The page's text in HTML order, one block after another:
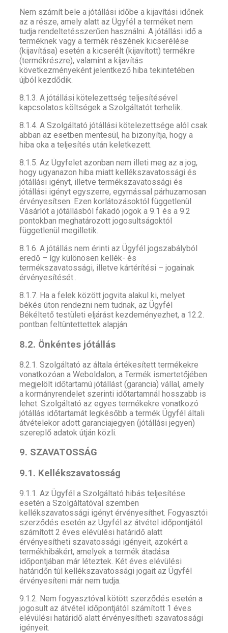
Nem számít bele a jótállási időbe a kijavítási időnek
az a része, amely alatt az Ügyfél a terméket nem
tudja rendeltetésszerűen használni. A jótállási idő a
terméknek vagy a termék részének kicserélése
(kijavítása) esetén a kicserélt (kijavított) termékre
(termékrészre), valamint a kijavítás
következményeként jelentkező hiba tekintetében
újból kezdődik.
8.1.3. A jótállási kötelezettség teljesítésével
kapcsolatos költségek a Szolgáltatót terhelik..
8.1.4. A Szolgáltató jótállási kötelezettsége alól csak
abban az esetben mentesül, ha bizonyítja, hogy a
hiba oka a teljesítés után keletkezett.
8.1.5. Az Ügyfelet azonban nem illeti meg az a jog,
hogy ugyanazon hiba miatt kellékszavatossági és
jótállási igényt, illetve termékszavatossági és
jótállási igényt egyszerre, egymással párhuzamosan
érvényesítsen. Ezen korlátozásoktól függetlenül
Vásárlót a jótállásból fakadó jogok a 9.1 és a 9.2
pontokban meghatározott jogosultságoktól
függetlenül megilletik.
8.1.6. A jótállás nem érinti az Ügyfél jogszabályból
eredő – így különösen kellék- és
termékszavatossági, illetve kártérítési – jogainak
érvényesítését..
8.1.7. Ha a felek között jogvita alakul ki, melyet
békés úton rendezni nem tudnak, az Ügyfél
Békéltető testületi eljárást kezdeményezhet, a 12.2.
pontban feltüntettettek alapján.
8.2. Önkéntes jótállás
8.2.1. Szolgáltató az általa értékesített termékekre
vonatkozóan a Weboldalon, a Termék ismertetőjében
megjelölt időtartamú jótállást (garancia) vállal, amely
a kormányrendelet szerinti időtartamnál hosszabb is
lehet. Szolgáltató az egyes termékekre vonatkozó
jótállás időtartamát legkésőbb a termék Ügyfél általi
átvételekor adott garanciajegyen (jótállási jegyen)
szereplő adatok útján közli.
9. SZAVATOSSÁG
9.1. Kellékszavatosság
9.1.1. Az Ügyfél a Szolgáltató hibás teljesítése
esetén a Szolgáltatóval szemben
kellékszavatossági igényt érvényesíthet. Fogyasztói
szerződés esetén az Ügyfél az átvétel időpontjától
számított 2 éves elévülési határidő alatt
érvényesítheti szavatossági igényeit, azokért a
termékhibákért, amelyek a termék átadása
időpontjában már léteztek. Két éves elévülési
határidőn túl kellékszavatossági jogait az Ügyfél
érvényesíteni már nem tudja.
9.1.2. Nem fogyasztóval kötött szerződés esetén a
jogosult az átvétel időpontjától számított 1 éves
elévülési határidő alatt érvényesítheti szavatossági
igényeit.